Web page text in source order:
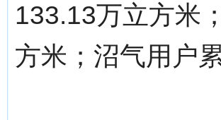
133.13万立方米
方米；沼气用户